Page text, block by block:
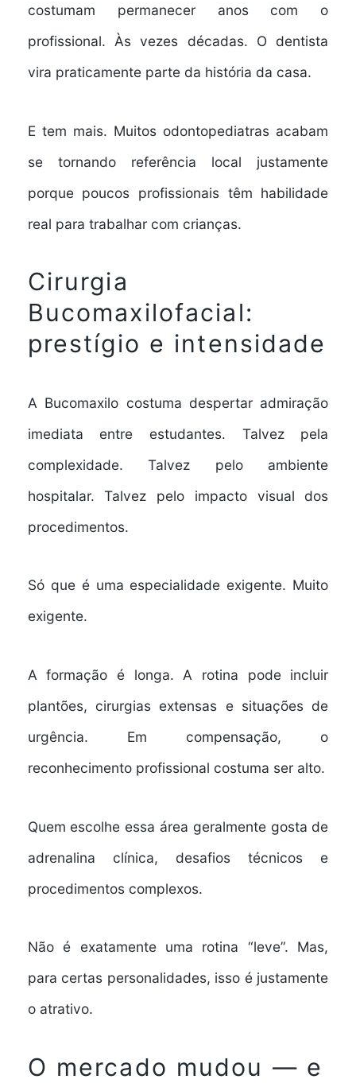
costumam permanecer anos com o
profissional. Às vezes décadas. O dentista
vira praticamente parte da história da casa.
E tem mais. Muitos odontopediatras acabam
se tornando referência local justamente
porque poucos profissionais têm habilidade
real para trabalhar com crianças.
Cirurgia
Bucomaxilofacial:
prestígio e intensidade
A Bucomaxilo costuma despertar admiração
imediata entre estudantes. Talvez pela
complexidade. Talvez pelo ambiente
hospitalar. Talvez pelo impacto visual dos
procedimentos.
Só que é uma especialidade exigente. Muito
exigente.
A formação é longa. A rotina pode incluir
plantões, cirurgias extensas e situações de
urgência. Em compensação, o
reconhecimento profissional costuma ser alto.
Quem escolhe essa área geralmente gosta de
adrenalina clínica, desafios técnicos e
procedimentos complexos.
Não é exatamente uma rotina “leve”. Mas,
para certas personalidades, isso é justamente
o atrativo.
O mercado mudou — e